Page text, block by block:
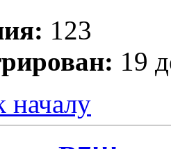
123
19
началу